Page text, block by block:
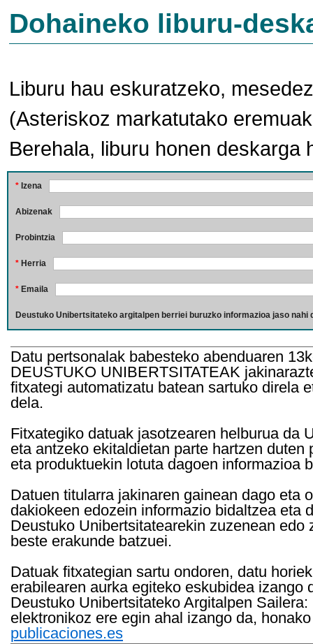
Dohaineko liburu-
Liburu hau eskuratzeko,
(Asteriskoz markatutako
Berehala, liburu honen deskarga
* Izena
Abizenak
Probintzia
* Herria
* Emaila
Deustuko Unibertsitateko argitalpen berriei buruzko informazioa jaso nahi
Datu pertsonalak babesteko abenduaren
DEUSTUKO UNIBERTSITATEAK
fitxategi automatizatu batean sartuko direla
dela.
Fitxategiko datuak jasotzearen helburua da
eta antzeko ekitaldietan parte hartzen
eta produktuekin lotuta dagoen informazioa
Datuen titularra jakinaren gainean dago eta
dakiokeen edozein informazio bidaltzea eta
Deustuko Unibertsitatearekin zuzenean
beste erakunde batzuei.
Datuak fitxategian sartu ondoren, datu
erabilearen aurka egiteko eskubidea
Deustuko Unibertsitateko Argitalpen
elektronikoz ere egin ahal izango da,
publicaciones.es